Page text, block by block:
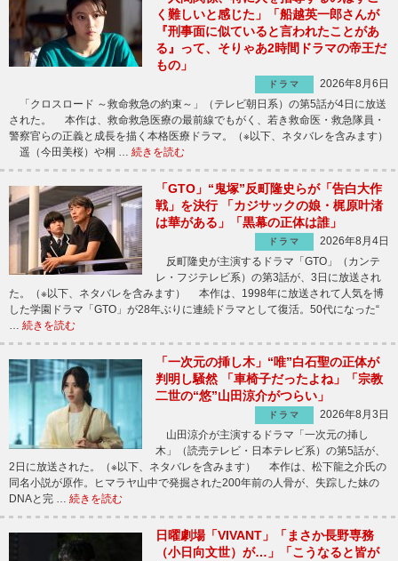
く難しいと感じた」「船越英一郎さんが
『刑事面に似ていると言われたことがあ
る』って、そりゃあ2時間ドラマの帝王だ
もの」
ドラマ
2026年8月6日
「クロスロード ～救命救急の約束～」（テレビ朝日系）の第5話が4日に放送
された。 本作は、救命救急医療の最前線でもがく、若き救命医・救急隊員・
警察官らの正義と成長を描く本格医療ドラマ。（※以下、ネタバレを含みます）
遥（今田美桜）や桐 … 続きを読む
「GTO」“鬼塚”反町隆史らが「告白大作
戦」を決行 「カジサックの娘・梶原叶渚
は華がある」「黒幕の正体は誰」
ドラマ
2026年8月4日
反町隆史が主演するドラマ「GTO」（カンテ
レ・フジテレビ系）の第3話が、3日に放送され
た。（※以下、ネタバレを含みます） 本作は、1998年に放送されて人気を博
した学園ドラマ「GTO」が28年ぶりに連続ドラマとして復活。50代になった“
… 続きを読む
「一次元の挿し木」“唯”白石聖の正体が
判明し騒然 「車椅子だったよね」「宗教
二世の“悠”山田涼介がつらい」
ドラマ
2026年8月3日
山田涼介が主演するドラマ「一次元の挿し
木」（読売テレビ・日本テレビ系）の第5話が、
2日に放送された。（※以下、ネタバレを含みます） 本作は、松下龍之介氏の
同名小説が原作。ヒマラヤ山中で発掘された200年前の人骨が、失踪した妹の
DNAと完 … 続きを読む
日曜劇場「VIVANT」「まさか長野専務
（小日向文世）が…」「こうなると皆が